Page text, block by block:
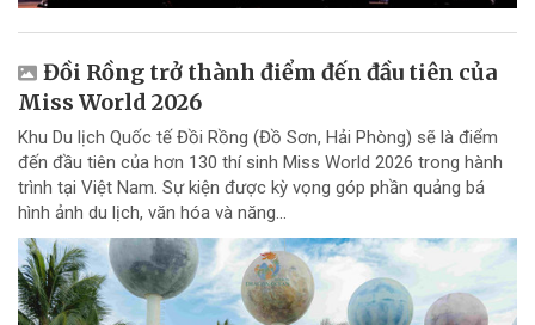
Đồi Rồng trở thành điểm đến đầu tiên của
Miss World 2026
Khu Du lịch Quốc tế Đồi Rồng (Đồ Sơn, Hải Phòng) sẽ là điểm
đến đầu tiên của hơn 130 thí sinh Miss World 2026 trong hành
trình tại Việt Nam. Sự kiện được kỳ vọng góp phần quảng bá
hình ảnh du lịch, văn hóa và năng...